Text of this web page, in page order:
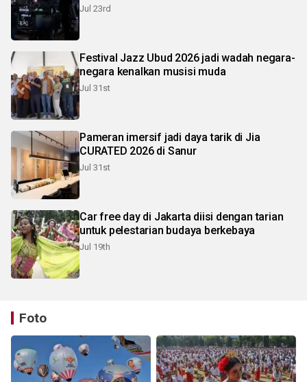
Jul 23rd
Festival Jazz Ubud 2026 jadi wadah negara-
negara kenalkan musisi muda
Jul 31st
Pameran imersif jadi daya tarik di Jia
CURATED 2026 di Sanur
Jul 31st
Car free day di Jakarta diisi dengan tarian
untuk pelestarian budaya berkebaya
Jul 19th
Foto